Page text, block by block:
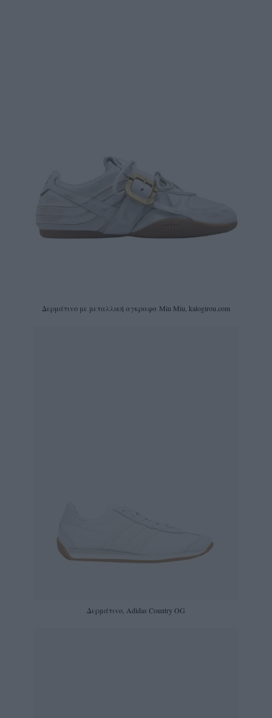
Δερμάτινο με μεταλλική αγκραφα Miu Miu, kalogirou.com
Δερμάτινο, Adidas Country OG